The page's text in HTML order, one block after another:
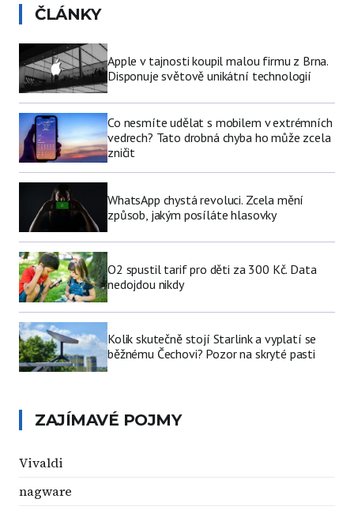
ČLÁNKY
Apple v tajnosti koupil malou firmu z Brna.
Disponuje světově unikátní technologií
Co nesmíte udělat s mobilem v extrémních
vedrech? Tato drobná chyba ho může zcela
zničit
WhatsApp chystá revoluci. Zcela mění
způsob, jakým posíláte hlasovky
O2 spustil tarif pro děti za 300 Kč. Data
nedojdou nikdy
Kolik skutečně stojí Starlink a vyplatí se
běžnému Čechovi? Pozor na skryté pasti
ZAJÍMAVÉ POJMY
Vivaldi
nagware